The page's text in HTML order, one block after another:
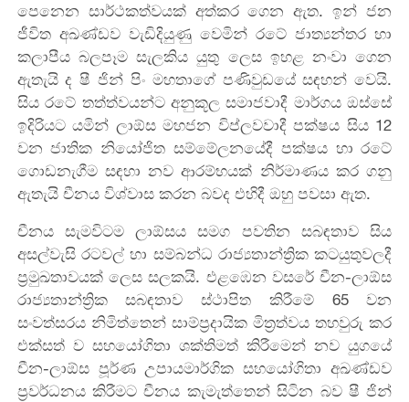
පෙනෙන සාර්ථකත්වයක් අත්කර ගෙන ඇත. ඉන් ජන
ජීවිත අඛණ්ඩව වැඩිදියුණු වෙමින් රටේ ජාත්‍යන්තර හා
කලාපීය බලපෑම සැලකිය යුතු ලෙස ඉහළ නංවා ගෙන
ඇතැයි ද ෂී ජින් පිං මහතාගේ පණිවුඩයේ සඳහන් වෙයි.
සිය රටේ තත්ත්වයන්ට අනුකූල සමාජවාදී මාර්ගය ඔස්සේ
ඉදිරියට යමින් ලාඕස මහජන විප්ලවවාදී පක්ෂය සිය 12
වන ජාතික නියෝජිත සම්මේලනයේදී පක්ෂය හා රටේ
ගොඩනැගීම සඳහා නව ආරම්භයක් නිර්මාණය කර ගනු
ඇතැයි චීනය විශ්වාස කරන බවද එහිදී ඔහු පවසා ඇත.
චීනය සැමවිටම ලාඕසය සමග පවතින සබඳතාව සිය
අසල්වැසි රටවල් හා සම්බන්ධ රාජ්‍යතාන්ත්‍රික කටයුතුවලදී
ප්‍රමුඛතාවයක් ලෙස සලකයි. එළඹෙන වසරේ චීන-ලාඕස
රාජ්‍යතාන්ත්‍රික සබඳතාව ස්ථාපිත කිරීමේ 65 වන
සංවත්සරය නිමිත්තෙන් සාම්ප්‍රදායික මිත්‍රත්වය තහවුරු කර
එක්සත් ව සහයෝගිතා ශක්තිමත් කිරීමෙන් නව යුගයේ
චීන-ලාඕස පූර්ණ උපායමාර්ගික සහයෝගිතා අඛණ්ඩව
ප්‍රවර්ධනය කිරීමට චීනය කැමැත්තෙන් සිටින බව ෂී ජින්